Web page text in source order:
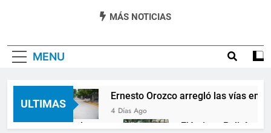
Hospitales del Cesar amenazan con paro
MÁS NOTICIAS
MENU
ULTIMAS
Ernesto Orozco arregló las vías en
4 Días Ago
en Valledupar Ejército y Policía se